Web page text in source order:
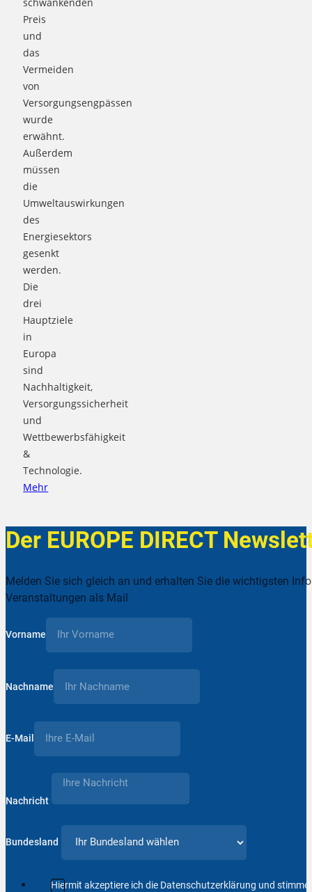
Preis
und
das
Vermeiden
von
Versorgungsengpässen
wurde
erwähnt.
Außerdem
müssen
die
Umweltauswirkungen
des
Energiesektors
gesenkt
werden.
Die
drei
Hauptziele
in
Europa
sind
Nachhaltigkeit,
Versorgungssicherheit
und
Wettbewerbsfähigkeit
&
Technologie.
Mehr
Der EUROPE DIRECT
Melden Sie sich gleich an und erhalten Sie die wichtigsten
Veranstaltungen als Mail
Vorname
Nachname
E-Mail
Nachricht
Bundesland
Hiermit akzeptiere ich die Datenschutzerklärung und